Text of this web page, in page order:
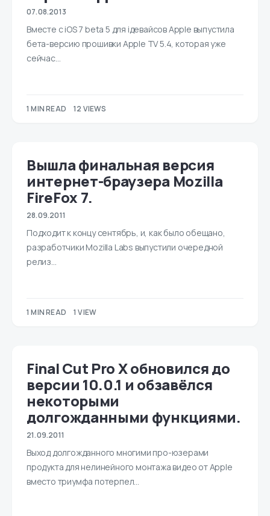
07.08.2013
Вместе с iOS 7 beta 5 для iдевайсов Apple выпустила
бета-версию прошивки Apple TV 5.4, которая уже
сейчас…
1 MIN READ 12 VIEWS
Вышла финальная версия
интернет-браузера Mozilla
FireFox 7.
28.09.2011
Подходит к концу сентябрь, и, как было обещано,
разработчики Mozilla Labs выпустили очередной
релиз…
1 MIN READ 1 VIEW
Final Cut Pro X обновился до
версии 10.0.1 и обзавёлся
некоторыми
долгожданными функциями.
21.09.2011
Выход долгожданного многими про-юзерами
продукта для нелинейного монтажа видео от Apple
вместо триумфа потерпел…